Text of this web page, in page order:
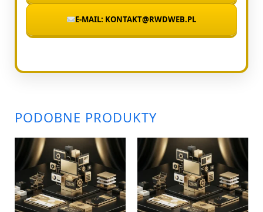
E-MAIL: KONTAKT@RWDWEB.PL
PODOBNE PRODUKTY